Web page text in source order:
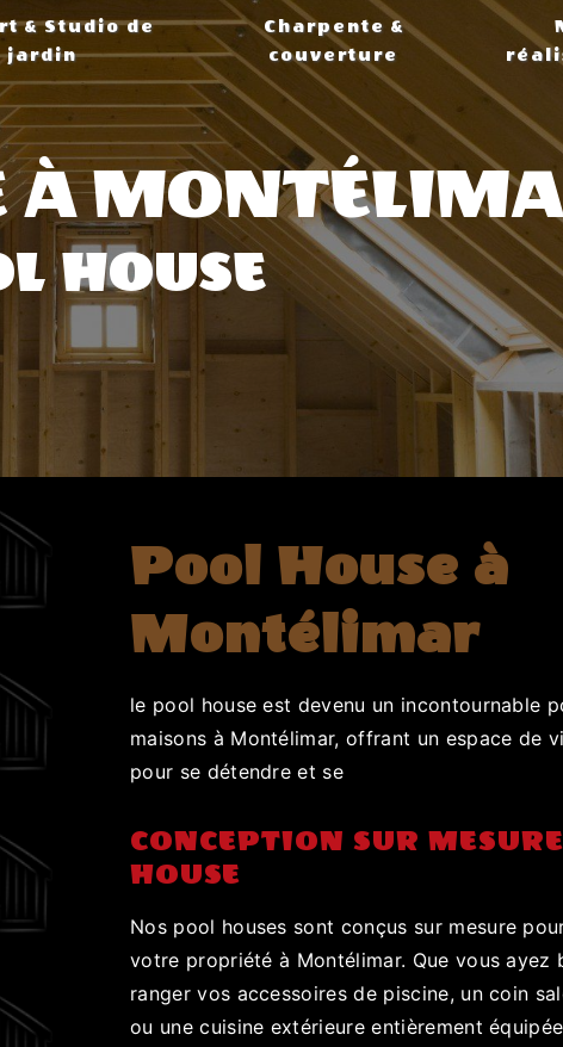
& Studio de
jardin
Charpente &
couverture
À
HOUSE
Pool House à
Montélimar
le pool house est devenu un incontournable
maisons à Montélimar, offrant un espace de
pour se détendre et se
CONCEPTION SUR
HOUSE
Nos pool houses sont conçus sur mesure
votre propriété à Montélimar. Que vous ayez
ranger vos accessoires de piscine, un coin
ou une cuisine extérieure entièrement